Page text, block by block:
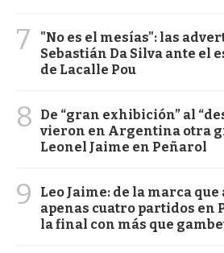
7
"No es el mesías": las
Sebastián Da Silva ante el
de Lacalle Pou
8
De “gran exhibición” al
vieron en Argentina otra
Leonel Jaime en Peñarol
9
Leo Jaime: de la marca
apenas cuatro partidos en
la final con más que